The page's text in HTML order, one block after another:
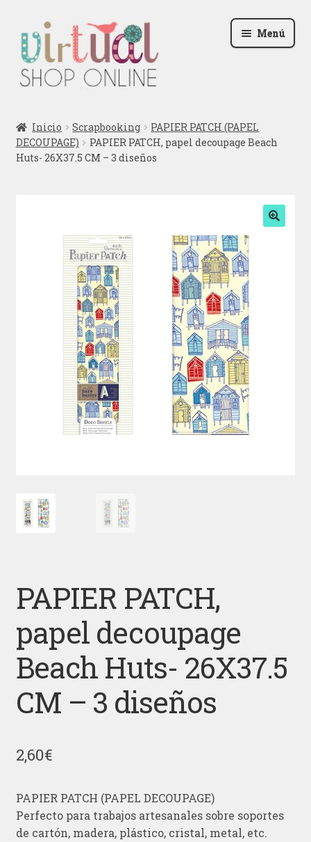
la
navegación
al
contenido
Menú
Podcast
Iniciar sesión
Inicio Scrapbooking
PAPIER PATCH (PAPEL
DECOUPAGE)
PAPIER PATCH, papel decoupage Beach
Huts- 26X37.5 CM – 3 diseños
PAPIER PATCH,
papel decoupage
Beach Huts- 26X37.5
CM – 3 diseños
2,60€
PAPIER PATCH (PAPEL DECOUPAGE)
Perfecto para trabajos artesanales sobre soportes
de cartón, madera, plástico, cristal, metal, etc.